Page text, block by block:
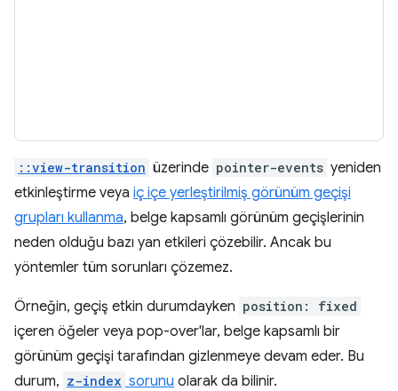
::view-transition üzerinde pointer-events yeniden
etkinleştirme veya iç içe yerleştirilmiş görünüm geçişi
grupları kullanma, belge kapsamlı görünüm geçişlerinin
neden olduğu bazı yan etkileri çözebilir. Ancak bu
yöntemler tüm sorunları çözemez.
Örneğin, geçiş etkin durumdayken position: fixed
içeren öğeler veya pop-over'lar, belge kapsamlı bir
görünüm geçişi tarafından gizlenmeye devam eder. Bu
durum, z-index sorunu olarak da bilinir.